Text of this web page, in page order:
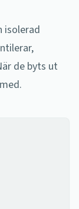
isolerad
de byts ut